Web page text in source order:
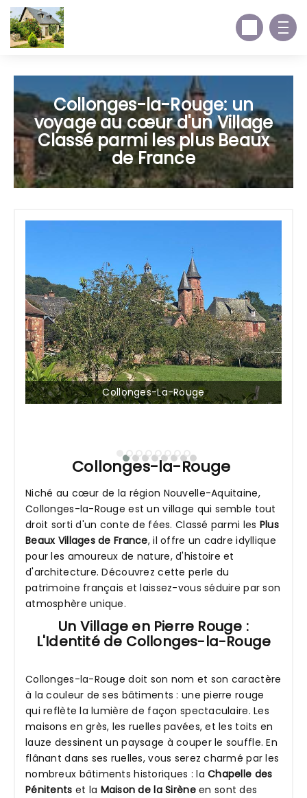
Collonges-la-Rouge: un
voyage au cœur d'un Village
Classé parmi les plus Beaux
de France
Collonges-La-Rouge
Collonges-la-Rouge
Niché au cœur de la région Nouvelle-Aquitaine,
Collonges-la-Rouge est un village qui semble tout
droit sorti d'un conte de fées. Classé parmi les Plus
Beaux Villages de France, il offre un cadre idyllique
pour les amoureux de nature, d'histoire et
d'architecture. Découvrez cette perle du
patrimoine français et laissez-vous séduire par son
atmosphère unique.
Un Village en Pierre Rouge :
L'Identité de Collonges-la-Rouge
Collonges-la-Rouge doit son nom et son caractère
à la couleur de ses bâtiments : une pierre rouge
qui reflète la lumière de façon spectaculaire. Les
maisons en grès, les ruelles pavées, et les toits en
lauze dessinent un paysage à couper le souffle. En
flânant dans ses ruelles, vous serez charmé par les
nombreux bâtiments historiques : laChapelle des
Pénitents et la Maison de la Sirèneen sont des